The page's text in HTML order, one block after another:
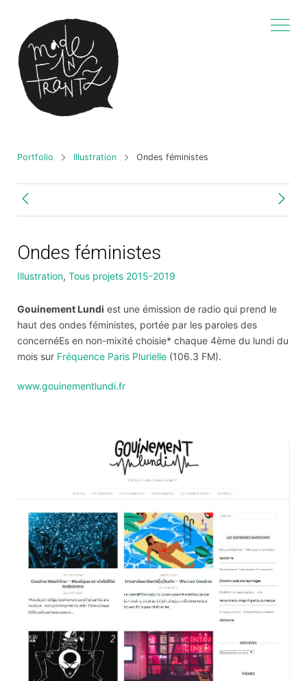
Portfolio Illustration Ondes féministes
Ondes féministes
Illustration, Tous projets 2015-2019
Gouinement Lundi est une émission de radio qui prend le
haut des ondes féministes, portée par les paroles des
concernéEs en non-mixité choisie* chaque 4ème du lundi du
mois sur Fréquence Paris Plurielle (106.3 FM).
www.gouinementlundi.fr